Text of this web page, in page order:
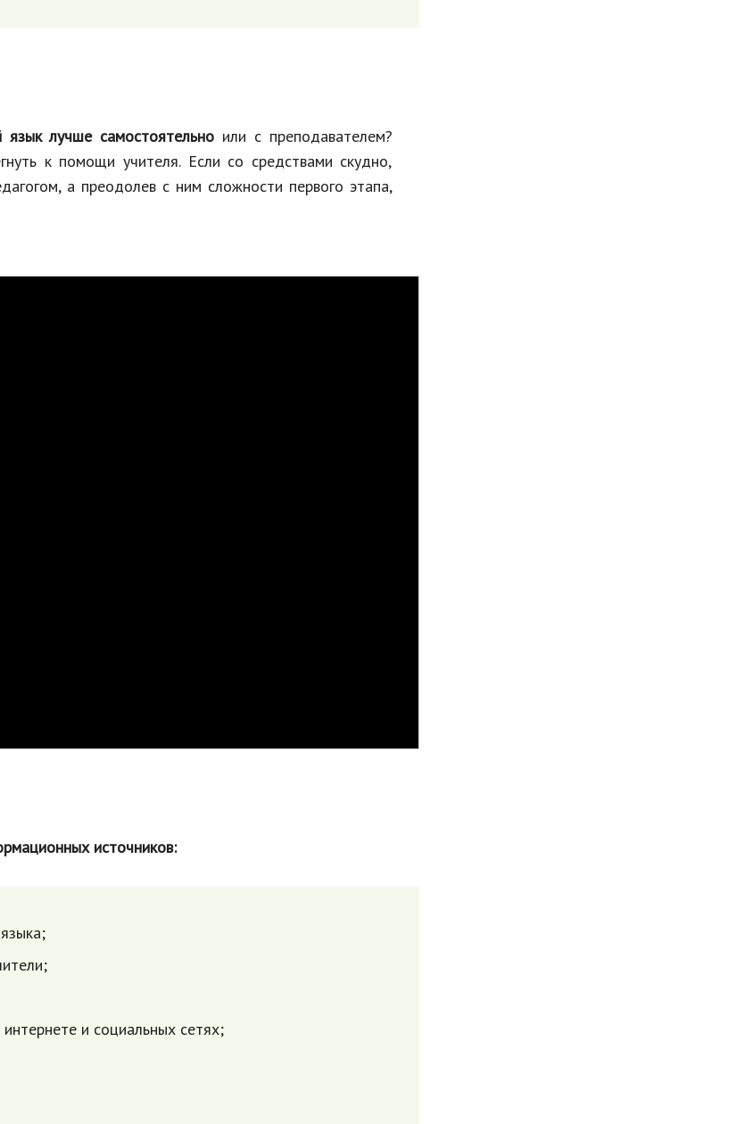
язык лучше самостоятельно или с преподавателем?
к помощи учителя. Если со средствами скудно,
а преодолев с ним сложности первого этапа,
источников:
и социальных сетях;